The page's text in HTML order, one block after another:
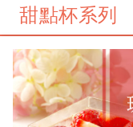
甜點杯系列